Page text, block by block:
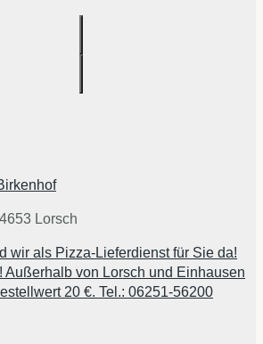
Lorsch
wir als Pizza-Lieferdienst für Sie da!
Außerhalb von Lorsch und Einhausen
20 €. Tel.: 06251-56200